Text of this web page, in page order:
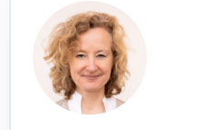
Wieke